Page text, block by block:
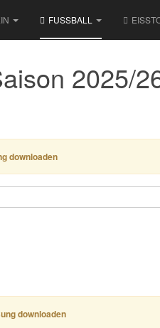
FUSSBALL
2025/
downloaden
downloaden